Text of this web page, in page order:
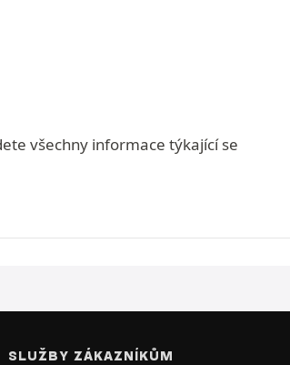
všechny informace týkající se
SLUŽBY ZÁKAZNÍKŮM